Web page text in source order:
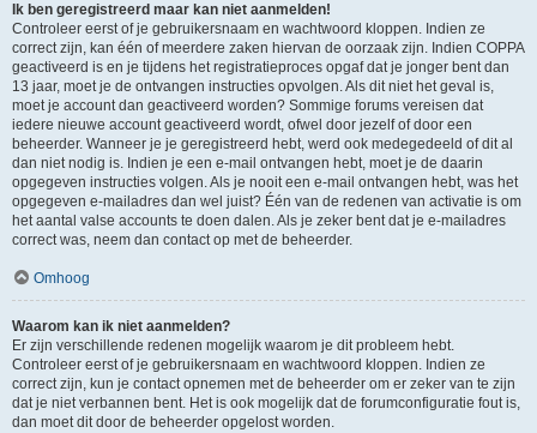
Ik ben geregistreerd maar kan niet aanmelden!
Controleer eerst of je gebruikersnaam en wachtwoord kloppen. Indien ze
correct zijn, kan één of meerdere zaken hiervan de oorzaak zijn. Indien COPPA
geactiveerd is en je tijdens het registratieproces opgaf dat je jonger bent dan
13 jaar, moet je de ontvangen instructies opvolgen. Als dit niet het geval is,
moet je account dan geactiveerd worden? Sommige forums vereisen dat
iedere nieuwe account geactiveerd wordt, ofwel door jezelf of door een
beheerder. Wanneer je je geregistreerd hebt, werd ook medegedeeld of dit al
dan niet nodig is. Indien je een e-mail ontvangen hebt, moet je de daarin
opgegeven instructies volgen. Als je nooit een e-mail ontvangen hebt, was het
opgegeven e-mailadres dan wel juist? Één van de redenen van activatie is om
het aantal valse accounts te doen dalen. Als je zeker bent dat je e-mailadres
correct was, neem dan contact op met de beheerder.
Omhoog
Waarom kan ik niet aanmelden?
Er zijn verschillende redenen mogelijk waarom je dit probleem hebt.
Controleer eerst of je gebruikersnaam en wachtwoord kloppen. Indien ze
correct zijn, kun je contact opnemen met de beheerder om er zeker van te zijn
dat je niet verbannen bent. Het is ook mogelijk dat de forumconfiguratie fout is,
dan moet dit door de beheerder opgelost worden.